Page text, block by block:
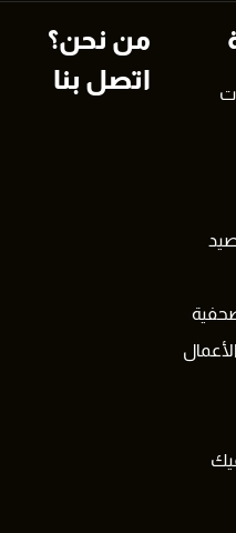
من نحن؟
اتصل بنا